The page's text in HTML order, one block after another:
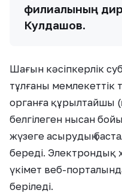
филиалының
Кулдашов.
Шағын кәсіпкерлік
тұлғаны мемлекеттік
органға
белгілеген нысан
жүзеге асырудың
береді. Электрондық
үкімет веб-
беріледі.